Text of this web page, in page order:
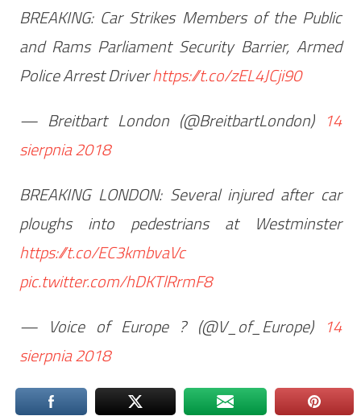
BREAKING: Car Strikes Members of the Public
and Rams Parliament Security Barrier, Armed
Police Arrest Driverhttps://t.co/zEL4JCji90
— Breitbart London (@BreitbartLondon) 14
sierpnia 2018
BREAKING LONDON: Several injured after car
ploughs into pedestrians at Westminster
https://t.co/EC3kmbvaVc
pic.twitter.com/hDKTlRrmF8
— Voice of Europe ? (@V_of_Europe) 14
sierpnia 2018